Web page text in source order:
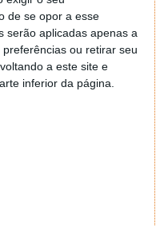
de se opor a esse
serão aplicadas apenas a
ou retirar seu
a este site e
inferior da página.